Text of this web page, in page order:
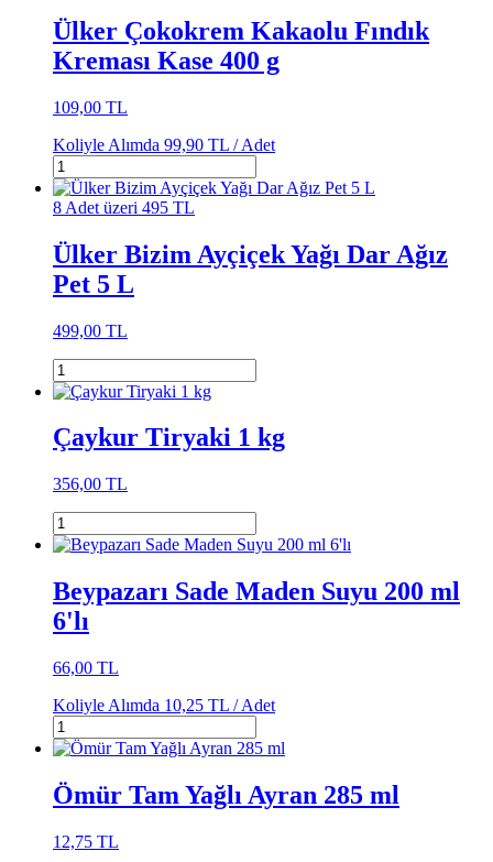
Ülker Çokokrem Kakaolu Fındık
Kreması Kase 400 g
109,00 TL
Koliyle Alımda 99,90 TL /Adet
8 Adet üzeri 495 TL
Ülker Bizim Ayçiçek Yağı Dar Ağız
Pet 5 L
499,00 TL
Çaykur Tiryaki 1 kg
356,00 TL
Beypazarı Sade Maden Suyu 200 ml
6'lı
66,00 TL
Koliyle Alımda 10,25 TL /Adet
Ömür Tam Yağlı Ayran 285 ml
12,75 TL